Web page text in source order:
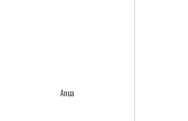
Anua